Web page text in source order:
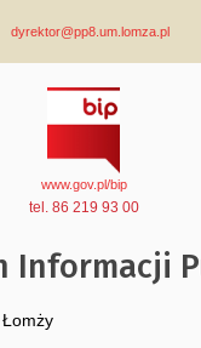
dyrektor@pp8.um.lomza.pl
www.gov.pl/bip
tel. 86 219 93 00
Informacji
Łomży